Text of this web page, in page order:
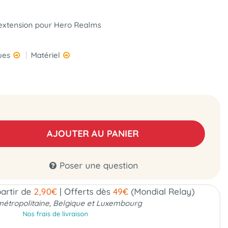
pour Hero Realms
Matériel
AJOUTER AU PANIER
Poser une question
de 2,90€ | Offerts dès 49€ (Mondial Relay)
Belgique et Luxembourg
Nos frais de livraison